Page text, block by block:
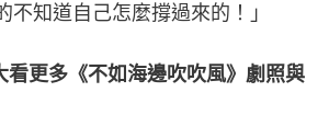
不知道自己怎麼撐過來的！」
看更多《不如海邊吹吹風》劇照與